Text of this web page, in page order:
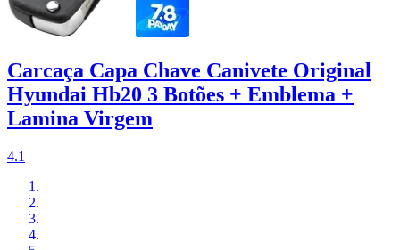
Carcaça Capa Chave Canivete Original
Hyundai Hb20 3 Botões + Emblema +
Lamina Virgem
4.1